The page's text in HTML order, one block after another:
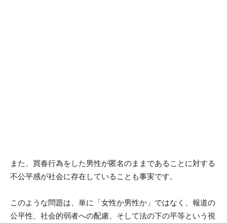
また、買春行為をした男性が匿名のままであることに対する
不公平感が社会に存在していることも事実です。
このような問題は、単に「女性か男性か」ではなく、報道の
公平性、社会的弱者への配慮、そして法の下の平等という視